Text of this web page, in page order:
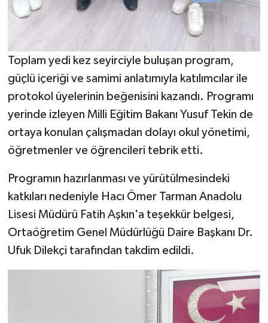
Toplam yedi kez seyirciyle buluşan program,
güçlü içeriği ve samimi anlatımıyla katılımcılar ile
protokol üyelerinin beğenisini kazandı. Programı
yerinde izleyen Milli Eğitim Bakanı Yusuf Tekin de
ortaya konulan çalışmadan dolayı okul yönetimi,
öğretmenler ve öğrencileri tebrik etti.
Programın hazırlanması ve yürütülmesindeki
katkıları nedeniyle Hacı Ömer Tarman Anadolu
Lisesi Müdürü Fatih Aşkın'a teşekkür belgesi,
Ortaöğretim Genel Müdürlüğü Daire Başkanı Dr.
Ufuk Dilekçi tarafından takdim edildi.